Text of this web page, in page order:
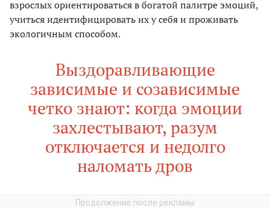
взрослых ориентироваться в богатой палитре эмоций,
учиться идентифицировать их у себя и проживать
экологичным способом.
Выздоравливающие
зависимые и созависимые
четко знают: когда эмоции
захлестывают, разум
отключается и недолго
наломать дров